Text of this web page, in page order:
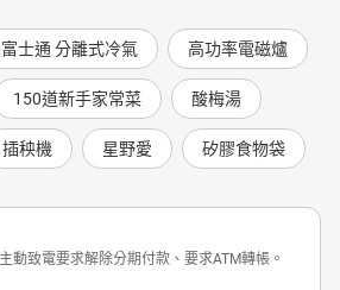
士通 分離式冷氣 高功率電磁爐
150道新手家常菜 酸梅湯
插秧機 星野愛 矽膠食物袋
動致電要求解除分期付款、要求ATM轉帳。